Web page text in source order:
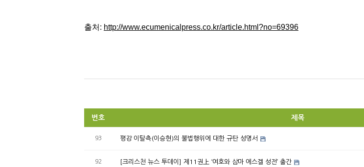
출처: http://www.ecumenicalpress.co.kr/article.html?no=69396
번호 제목
93 평강 이탈측(이승현)의 불법행위에 대한 규탄 성명서
92 [크리스천 뉴스 투데이] 제11권上 ‘여호와 삼마 에스겔 성전’ 출간